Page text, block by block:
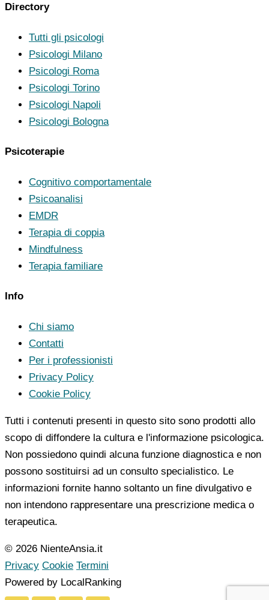
Directory
Tutti gli psicologi
Psicologi Milano
Psicologi Roma
Psicologi Torino
Psicologi Napoli
Psicologi Bologna
Psicoterapie
Cognitivo comportamentale
Psicoanalisi
EMDR
Terapia di coppia
Mindfulness
Terapia familiare
Info
Chi siamo
Contatti
Per i professionisti
Privacy Policy
Cookie Policy
Tutti i contenuti presenti in questo sito sono prodotti allo
scopo di diffondere la cultura e l'informazione psicologica.
Non possiedono quindi alcuna funzione diagnostica e non
possono sostituirsi ad un consulto specialistico. Le
informazioni fornite hanno soltanto un fine divulgativo e
non intendono rappresentare una prescrizione medica o
terapeutica.
© 2026 NienteAnsia.it
Privacy Cookie Termini
Powered by LocalRanking